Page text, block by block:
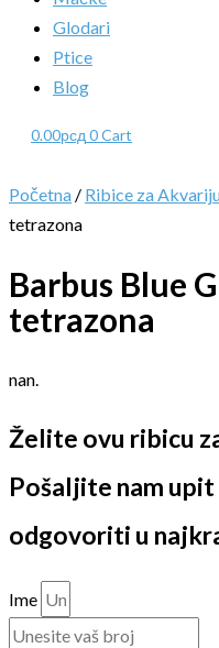
Glodari
Ptice
Blog
0.00рсд 0Cart
Početna / Ribice za
tetrazona
Barbus Blue
tetrazona
nan.
Želite ovu ribicu
Pošaljite nam upit
odgovoriti u
Ime